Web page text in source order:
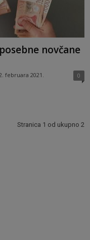
novčane
februara 2021. 0
Stranica 1 od ukupno 2